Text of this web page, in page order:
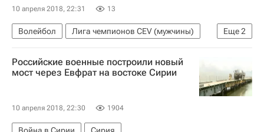
10 апреля 2018, 22:31 13
Еще2
Волейбол
Лига чемпионов CEV (мужчины)
Фридрихсхафен
Закса
Российские военные построили новый
мост через Евфрат на востоке Сирии
10 апреля 2018, 22:30 1904